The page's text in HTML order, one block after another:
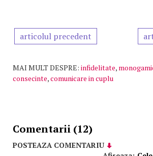
articolul precedent
MAI MULT DESPRE: infidelitate,
consecinte,comunicare in cuplu
Comentarii (12)
POSTEAZA COMENTARIU